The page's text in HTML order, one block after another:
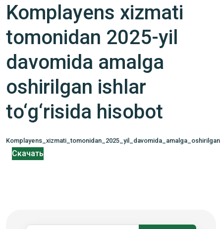
Komplayens xizmati
tomonidan 2025-yil
davomida amalga
oshirilgan ishlar
to‘g‘risida hisobot
Komplayens_xizmati_tomonidan_2025_yil_davomida_amalga_oshirilgan
Скачать